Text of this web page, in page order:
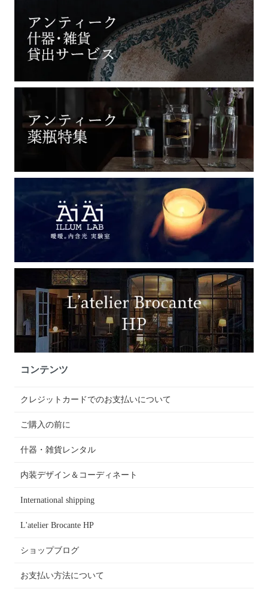
コンテンツ
クレジットカードでのお支払いについて
ご購入の前に
什器・雑貨レンタル
内装デザイン＆コーディネート
International shipping
L'atelier Brocante HP
ショップブログ
お支払い方法について